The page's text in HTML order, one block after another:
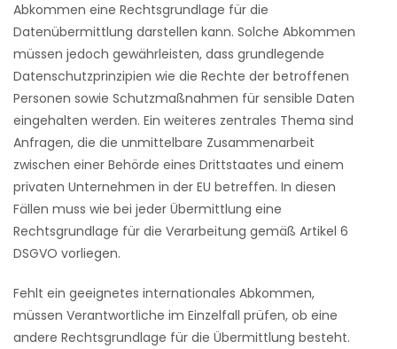
Abkommen eine Rechtsgrundlage für die
Datenübermittlung darstellen kann. Solche Abkommen
müssen jedoch gewährleisten, dass grundlegende
Datenschutzprinzipien wie die Rechte der betroffenen
Personen sowie Schutzmaßnahmen für sensible Daten
eingehalten werden. Ein weiteres zentrales Thema sind
Anfragen, die die unmittelbare Zusammenarbeit
zwischen einer Behörde eines Drittstaates und einem
privaten Unternehmen in der EU betreffen. In diesen
Fällen muss wie bei jeder Übermittlung eine
Rechtsgrundlage für die Verarbeitung gemäß Artikel 6
DSGVO vorliegen.
Fehlt ein geeignetes internationales Abkommen,
müssen Verantwortliche im Einzelfall prüfen, ob eine
andere Rechtsgrundlage für die Übermittlung besteht.